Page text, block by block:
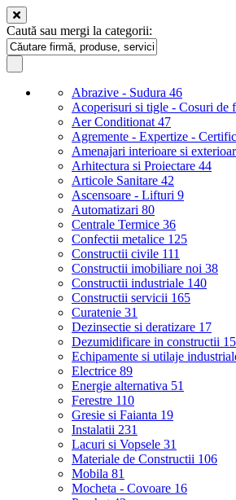
Caută sau mergi la categorii:
Abrazive - Sudura 46
Acoperisuri si tigle - Cosuri de
Aer Conditionat 47
Agremente - Expertize -
Amenajari interioare si
Arhitectura si Proiectare 44
Articole Sanitare 42
Ascensoare - Lifturi 9
Automatizari 80
Centrale Termice 36
Confectii metalice 125
Constructii civile 111
Constructii imobiliare noi 38
Constructii industriale 140
Constructii servicii 165
Curatenie 31
Dezinsectie si deratizare 17
Dezumidificare in constructii 15
Echipamente si utilaje
Electrice 89
Energie alternativa 51
Ferestre 110
Gresie si Faianta 19
Instalatii 231
Lacuri si Vopsele 31
Materiale de Constructii 106
Mobila 81
Mocheta - Covoare 16